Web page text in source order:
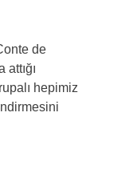
de
hepimiz